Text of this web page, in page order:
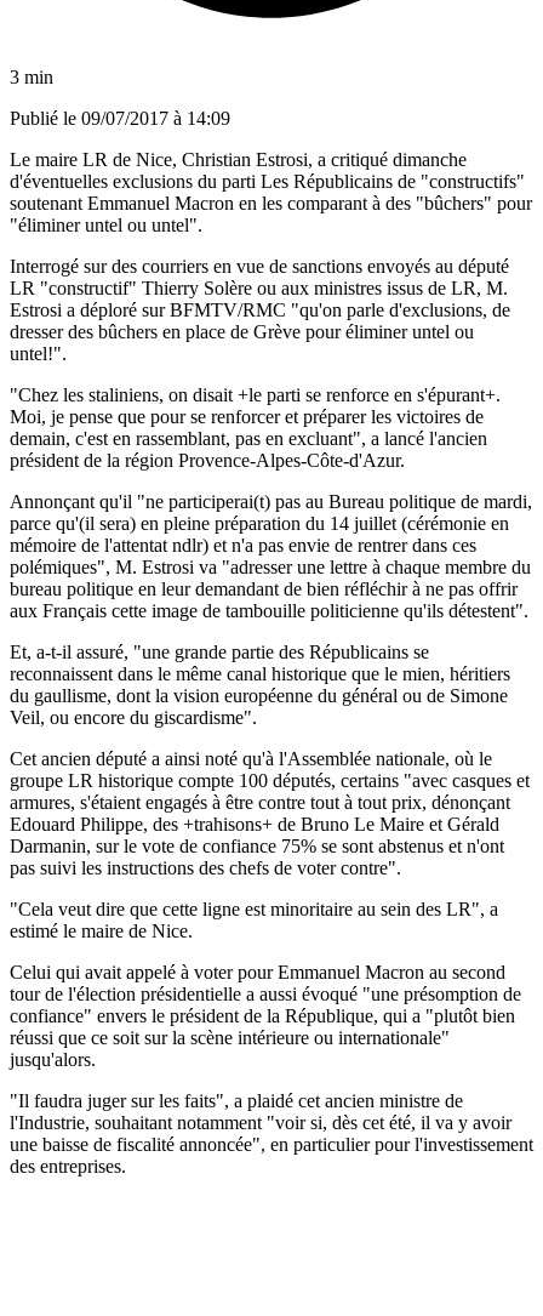
3 min
Publié le 09/07/2017 à 14:09
Le maire LR de Nice, Christian Estrosi, a critiqué dimanche
d'éventuelles exclusions du parti Les Républicains de "constructifs"
soutenant Emmanuel Macron en les comparant à des "bûchers" pour
"éliminer untel ou untel".
Interrogé sur des courriers en vue de sanctions envoyés au député
LR "constructif" Thierry Solère ou aux ministres issus de LR, M.
Estrosi a déploré sur BFMTV/RMC "qu'on parle d'exclusions, de
dresser des bûchers en place de Grève pour éliminer untel ou
untel!".
"Chez les staliniens, on disait +le parti se renforce en s'épurant+.
Moi, je pense que pour se renforcer et préparer les victoires de
demain, c'est en rassemblant, pas en excluant", a lancé l'ancien
président de la région Provence-Alpes-Côte-d'Azur.
Annonçant qu'il "ne participerai(t) pas au Bureau politique de mardi,
parce qu'(il sera) en pleine préparation du 14 juillet (cérémonie en
mémoire de l'attentat ndlr) et n'a pas envie de rentrer dans ces
polémiques", M. Estrosi va "adresser une lettre à chaque membre du
bureau politique en leur demandant de bien réfléchir à ne pas offrir
aux Français cette image de tambouille politicienne qu'ils détestent".
Et, a-t-il assuré, "une grande partie des Républicains se
reconnaissent dans le même canal historique que le mien, héritiers
du gaullisme, dont la vision européenne du général ou de Simone
Veil, ou encore du giscardisme".
Cet ancien député a ainsi noté qu'à l'Assemblée nationale, où le
groupe LR historique compte 100 députés, certains "avec casques et
armures, s'étaient engagés à être contre tout à tout prix, dénonçant
Edouard Philippe, des +trahisons+ de Bruno Le Maire et Gérald
Darmanin, sur le vote de confiance 75% se sont abstenus et n'ont
pas suivi les instructions des chefs de voter contre".
"Cela veut dire que cette ligne est minoritaire au sein des LR", a
estimé le maire de Nice.
Celui qui avait appelé à voter pour Emmanuel Macron au second
tour de l'élection présidentielle a aussi évoqué "une présomption de
confiance" envers le président de la République, qui a "plutôt bien
réussi que ce soit sur la scène intérieure ou internationale"
jusqu'alors.
"Il faudra juger sur les faits", a plaidé cet ancien ministre de
l'Industrie, souhaitant notamment "voir si, dès cet été, il va y avoir
une baisse de fiscalité annoncée", en particulier pour l'investissement
des entreprises.